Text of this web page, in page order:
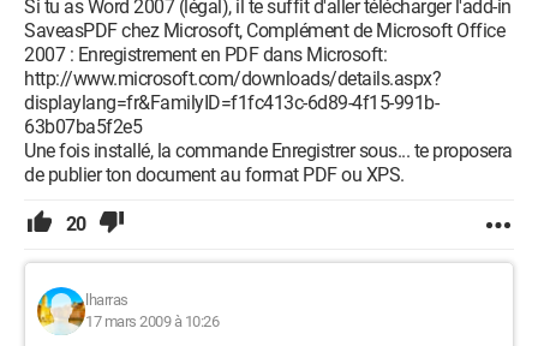
Si tu as Word 2007 (légal), il te suffit d'aller télécharger l'add-in
SaveasPDF chez Microsoft, Complément de Microsoft Office
2007 : Enregistrement en PDF dans Microsoft:
http://www.microsoft.com/downloads/details.aspx?
displaylang=fr&FamilyID=f1fc413c-6d89-4f15-991b-
63b07ba5f2e5
Une fois installé, la commande Enregistrer sous... te proposera
de publier ton document au format PDF ou XPS.
20
lharras
17 mars 2009 à 10:26